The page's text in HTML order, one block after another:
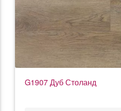
G1907 Дуб Столанд